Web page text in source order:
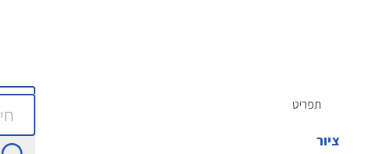
תפריט
ציור